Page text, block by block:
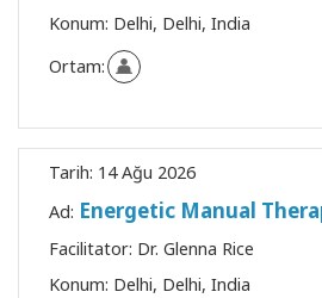
Konum: Delhi, Delhi, India
Ortam:
Tarih: 14 Ağu 2026
Ad: Energetic Manual
Facilitator: Dr. Glenna Rice
Konum: Delhi, Delhi, India